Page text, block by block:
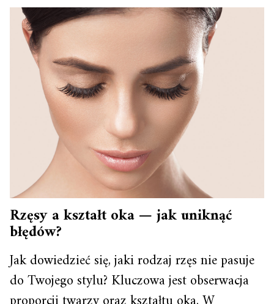
Rzęsy a kształt oka — jak uniknąć
błędów?
Jak dowiedzieć się, jaki rodzaj rzęs nie pasuje
do Twojego stylu? Kluczowa jest obserwacja